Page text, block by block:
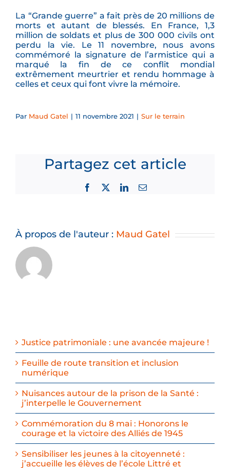
La “Grande guerre” a fait près de 20 millions de
morts et autant de blessés. En France, 1,3
million de soldats et plus de 300 000 civils ont
perdu la vie. Le 11 novembre, nous avons
commémoré la signature de l’armistice qui a
marqué la fin de ce conflit mondial
extrêmement meurtrier et rendu hommage à
celles et ceux qui font vivre la mémoire.
Par Maud Gatel | 11 novembre 2021 | Sur le terrain
Partagez cet article
Facebook LinkedInEmail
À propos de l'auteur : Maud Gatel
Justice patrimoniale : une avancée majeure !
Feuille de route transition et inclusion
numérique
Nuisances autour de la prison de la Santé :
j’interpelle le Gouvernement
Commémoration du 8 mai : Honorons le
courage et la victoire des Alliés de 1945
Sensibiliser les jeunes à la citoyenneté :
j’accueille les élèves de l’école Littré et